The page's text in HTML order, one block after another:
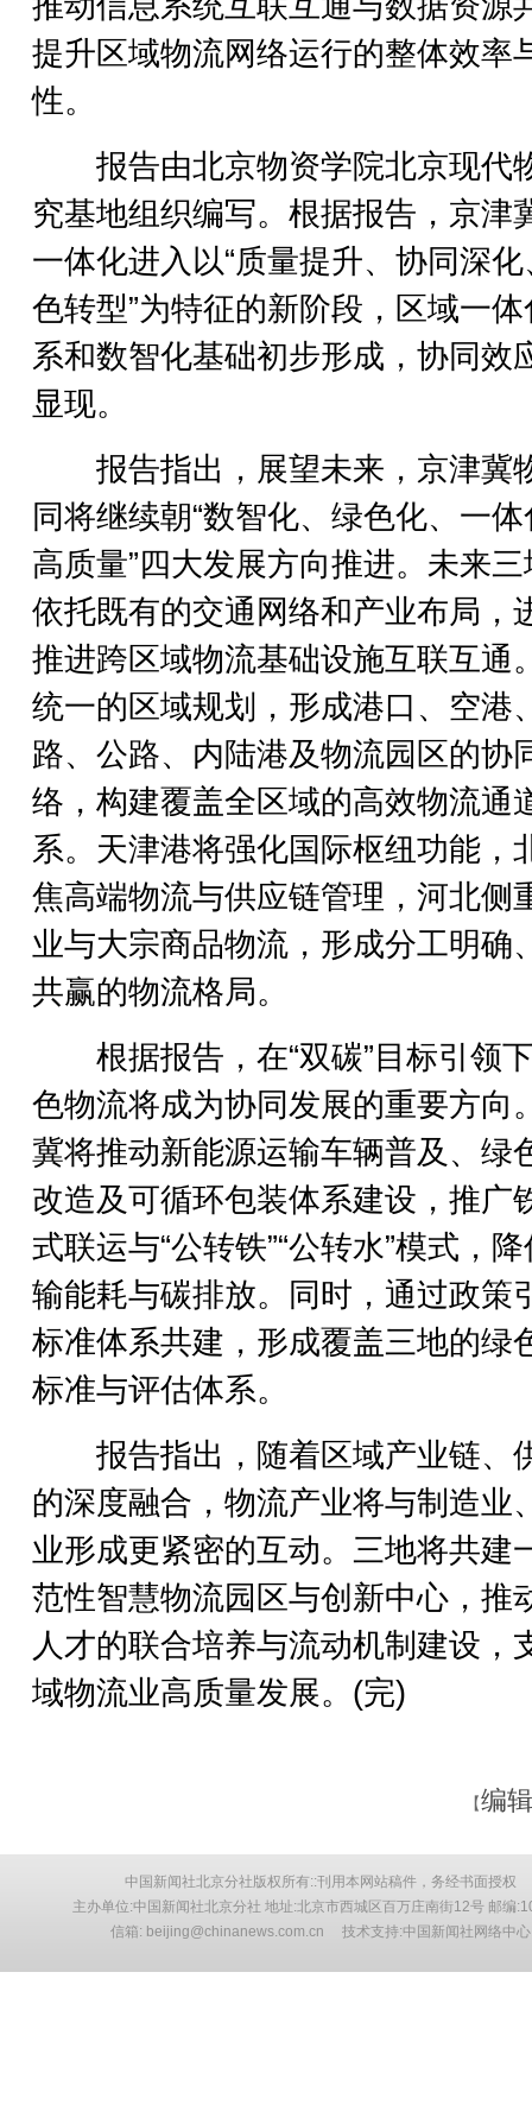
提升区域物流网络运行的整体效率
性。
报告由北京物资学院北京现代
究基地组织编写。根据报告，京津
一体化进入以“质量提升、协同深
色转型”为特征的新阶段，区域一
系和数智化基础初步形成，协同效
显现。
报告指出，展望未来，京津冀
同将继续朝“数智化、绿色化、一
高质量”四大发展方向推进。未来
依托既有的交通网络和产业布局，
推进跨区域物流基础设施互联互通
统一的区域规划，形成港口、空港
路、公路、内陆港及物流园区的协
络，构建覆盖全区域的高效物流通
系。天津港将强化国际枢纽功能，
焦高端物流与供应链管理，河北侧
业与大宗商品物流，形成分工明确
共赢的物流格局。
根据报告，在“双碳”目标引领
色物流将成为协同发展的重要方向
冀将推动新能源运输车辆普及、绿
改造及可循环包装体系建设，推广
式联运与“公转铁”“公转水”模式，
输能耗与碳排放。同时，通过政策
标准体系共建，形成覆盖三地的绿
标准与评估体系。
报告指出，随着区域产业链、
的深度融合，物流产业将与制造业
业形成更紧密的互动。三地将共建
范性智慧物流园区与创新中心，推
人才的联合培养与流动机制建设，
域物流业高质量发展。(完)
【编
中国新闻社北京分社版权所有::刊用本网站稿件，务经书面授权
主办单位:中国新闻社北京分社 地址:北京市西城区百万庄南街12号 邮编
信箱: beijing@chinanews.com.cn 技术支持:中国新闻社网络中心